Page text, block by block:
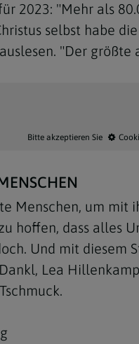
Allerheiligen und
2023: "Mehr als
selbst habe
"Der
Bitte akzeptieren Sie
Menschen, um
hoffen, dass alles
Und mit diesem
Lea